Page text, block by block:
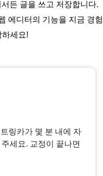
든 글을 쓰고 저장합니다.
에디터의 기능을 지금 경험
세요!
링카가 몇 분 내에 자
세요. 교정이 끝나면